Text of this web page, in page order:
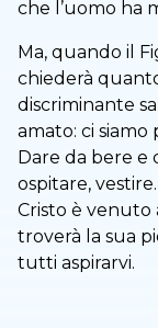
che l’uomo ha
Ma, quando il
chiederà
discriminante
amato: ci siamo
Dare da bere e
ospitare,
Cristo è venuto
troverà la sua
tutti aspirarvi.